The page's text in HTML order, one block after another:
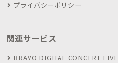
プライバシーポリシー
関連サービス
BRAVO DIGITAL CONCERT LIVE